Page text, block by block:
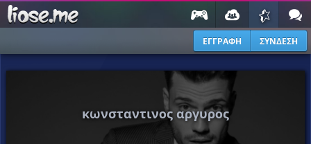
ΕΓΓΡΑΦΗ ΣΥΝΔΕΣΗ
κωνσταντινος αργυρος